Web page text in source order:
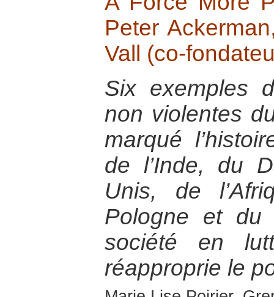
Peter
Vall (co-
Six exemples
non violentes
marqué
de l’Inde, du
Unis, de
Pologne et du
société en
réapproprie le